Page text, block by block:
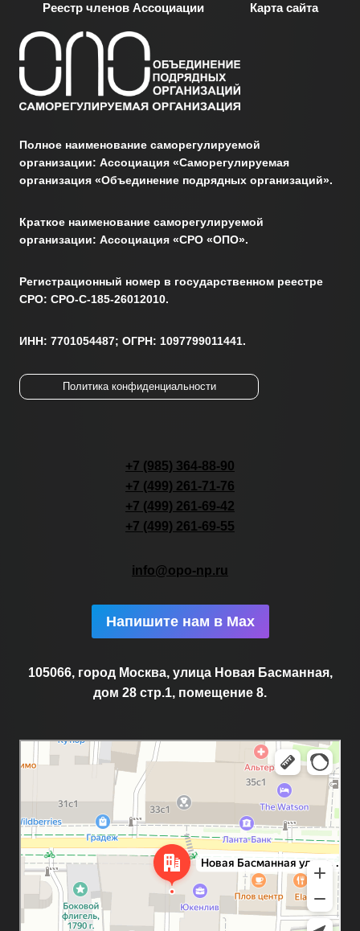
Реестр членов Ассоциации
Карта сайта
Полное наименование саморегулируемой
организации: Ассоциация «Саморегулируемая
организация «Объединение подрядных организаций».
Краткое наименование саморегулируемой
организации: Ассоциация «СРО «ОПО».
Регистрационный номер в государственном реестре
СРО: СРО-С-185-26012010.
ИНН: 7701054487; ОГРН: 1097799011441.
Политика конфиденциальности
+7 (985) 364-88-90
+7 (499) 261-71-76
+7 (499) 261-69-42
+7 (499) 261-69-55
info@opo-np.ru
Напишите нам в Max
105066, город Москва, улица Новая Басманная,
дом 28 стр.1, помещение 8.
Новая Басманная улица, 28с1 — Яндекс.Карты